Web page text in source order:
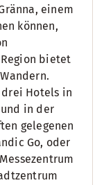
einem
können,
bietet
Hotels in
in der
gelegenen
Go, oder